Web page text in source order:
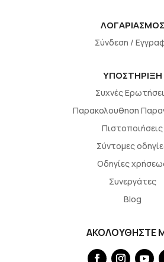
ΛΟΓΑΡΙΑΣΜΟΣ
Σύνδεση /
ΥΠΟΣΤΗΡΙΞΗ
Συχνές
Παρακολουθηση
Πιστοποιήσεις
Σύντομες
Οδηγίες
Συνεργάτες
Blog
ΑΚΟΛΟΥΘΗΣΤΕ